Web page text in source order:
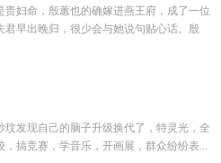
贵妇命，殷蕙也的确嫁进燕王府，成了一位
君早出晚归，很少会与她说句贴心话。殷
玟发现自己的脑子升级换代了，特灵光，全
，搞竞赛，学音乐，开画展，群众纷纷表...